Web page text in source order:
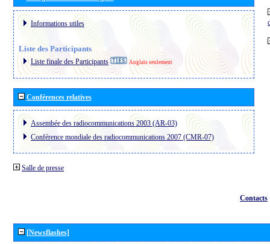
Informations utiles
Liste des Participants
Liste finale des Participants Anglais seulement
Conférences relatives
Assembée des radiocommunications 2003 (AR-03)
Conférence mondiale des radiocommunications 2007 (CMR-07)
Salle de presse
Contacts
[Newsflashes]